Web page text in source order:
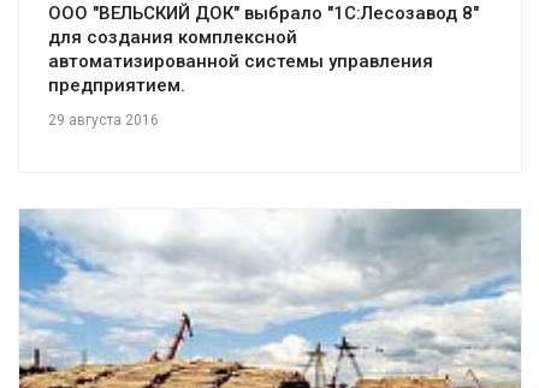
ООО "ВЕЛЬСКИЙ ДОК" выбрало "1С:Лесозавод 8"
для создания комплексной
автоматизированной системы управления
предприятием.
29 августа 2016